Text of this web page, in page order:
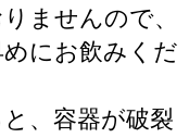
ませんので、
にお飲みくだ
、容器が破裂